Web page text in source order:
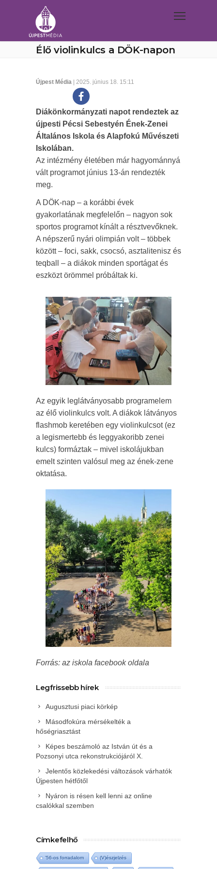
Élő violinkulcs a DÖK-napon
Újpest Média | 2025. június 18. 15:11
Diákönkormányzati napot rendeztek az
újpesti Pécsi Sebestyén Ének-Zenei
Általános Iskola és Alapfokú Művészeti
Iskolában.
Az intézmény életében már hagyománnyá
vált programot június 13-án rendezték
meg.
A DÖK-nap – a korábbi évek
gyakorlatának megfelelőn – nagyon sok
sportos programot kínált a résztvevőknek.
A népszerű nyári olimpián volt – többek
között – foci, sakk, csocsó, asztalitenisz és
teqball – a diákok minden sportágat és
eszközt örömmel próbáltak ki.
Az egyik leglátványosabb programelem
az élő violinkulcs volt. A diákok látványos
flashmob keretében egy violinkulcsot (ez
a legismertebb és leggyakoribb zenei
kulcs) formáztak – mivel iskolájukban
emelt szinten valósul meg az ének-zene
oktatása.
Forrás: az iskola facebook oldala
Legfrissebb hírek
Augusztusi piaci körkép
Másodfokúra mérsékelték a
hőségriasztást
Képes beszámoló az István út és a
Pozsonyi utca rekonstrukciójáról X.
Jelentős közlekedési változások várhatók
Újpesten hétfőtől
Nyáron is résen kell lenni az online
csalókkal szemben
Címkefelhő
'56-os forradalom (V)észjelzés